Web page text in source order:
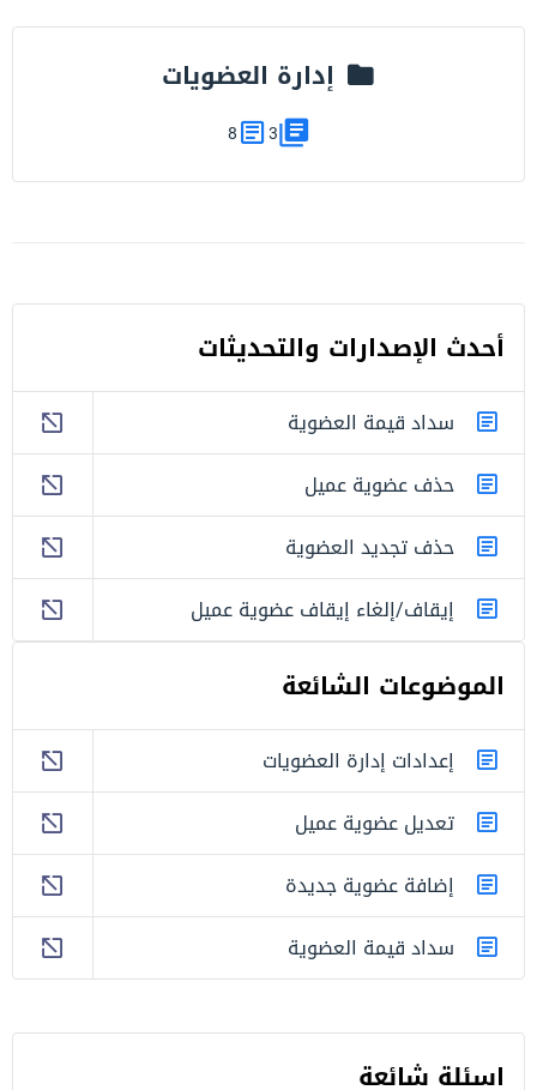
إدارة العضويات
3
8
أحدث اﻹصدارات والتحديثات
سداد قيمة العضوية
حذف عضوية عميل
حذف تجديد العضوية
إيقاف/إلغاء إيقاف عضوية عميل
الموضوعات الشائعة
إعدادات إدارة العضويات
تعديل عضوية عميل
إضافة عضوية جديدة
سداد قيمة العضوية
اسئلة شائعة